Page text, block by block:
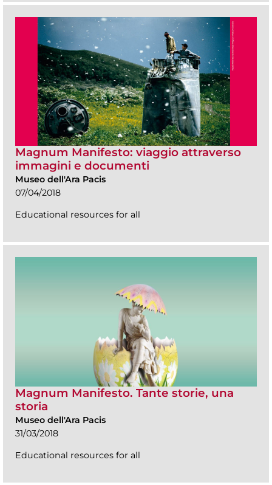
Magnum Manifesto: viaggio attraverso
immagini e documenti
Museo dell'Ara Pacis
07/04/2018
Educational resources for all
Magnum Manifesto. Tante storie, una
storia
Museo dell'Ara Pacis
31/03/2018
Educational resources for all